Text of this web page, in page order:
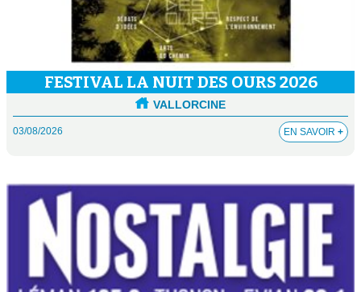
FESTIVAL LA NUIT DES OURS 2026
VALLORCINE
03/08/2026 EN SAVOIR +